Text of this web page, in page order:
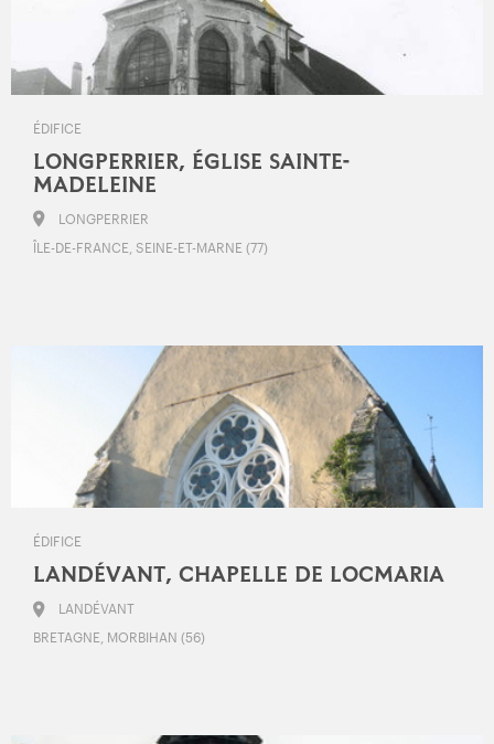
ÉDIFICE
LONGPERRIER, ÉGLISE SAINTE-
MADELEINE
LONGPERRIER
ÎLE-DE-FRANCE, SEINE-ET-MARNE (77)
ÉDIFICE
LANDÉVANT, CHAPELLE DE LOCMARIA
LANDÉVANT
BRETAGNE, MORBIHAN (56)